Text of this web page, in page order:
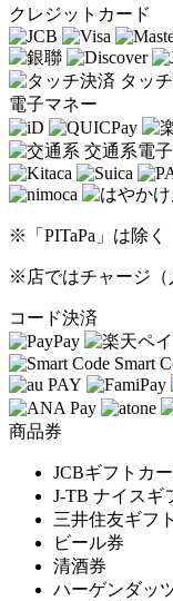
クレジットカード
タッ
電子マネー
交通系電
※「PITaPa」は除く
※店ではチャージ（
コード決済
Smart
商品券
JCBギフトカ
J-TB ナイスギ
三井住友ギフ
ビール券
清酒券
ハーゲンダッ